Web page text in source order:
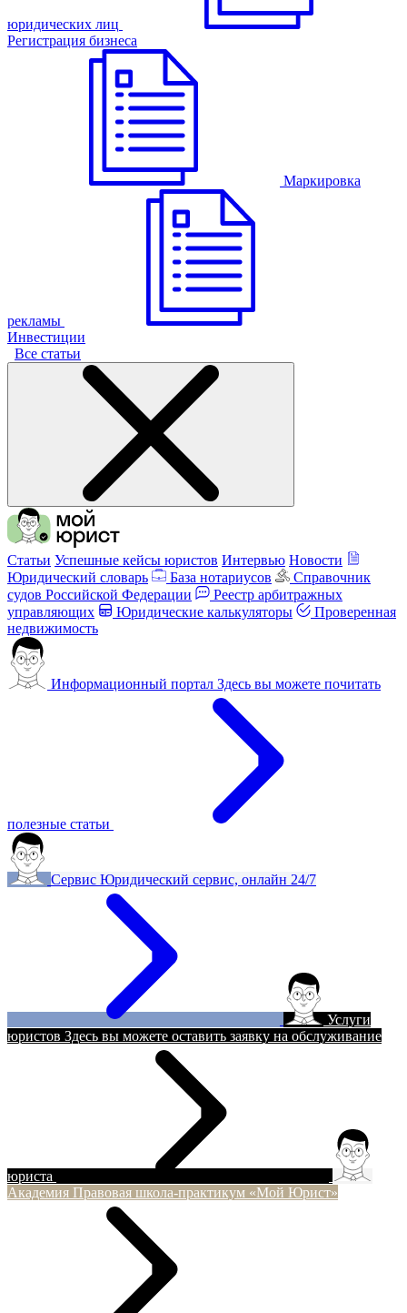
юридических лиц
Регистрация бизнеса
Маркировка
рекламы
Инвестиции
Все статьи
Статьи Успешные кейсы юристов Интервью Новости
Юридический словарь
База нотариусов
Справочник
судов Российской Федерации
Реестр арбитражных
управляющих
Юридические калькуляторы
Проверенная
недвижимость
Информационный портал Здесь вы можете почитать
полезные статьи
Сервис Юридический сервис, онлайн 24/7
Услуги
юристов Здесь вы можете оставить заявку на обслуживание
юриста
Академия Правовая школа-практикум «Мой Юрист»